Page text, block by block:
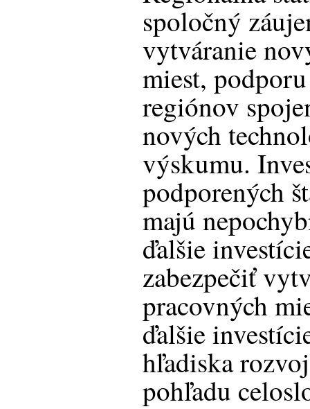
spoločný
vytváranie
miest,
regiónov
nových
výskumu.
podporených
majú
ďalšie
zabezpečiť
pracovných
ďalšie
hľadiska
pohľadu